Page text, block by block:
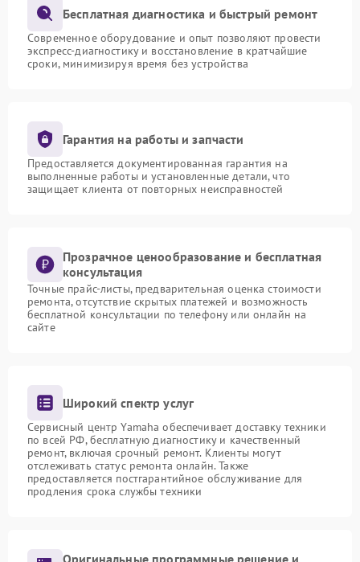
Бесплатная диагностика и быстрый ремонт
Современное оборудование и опыт позволяют провести
экспресс-диагностику и восстановление в кратчайшие
сроки, минимизируя время без устройства
Гарантия на работы и запчасти
Предоставляется документированная гарантия на
выполненные работы и установленные детали, что
защищает клиента от повторных неисправностей
Прозрачное ценообразование и бесплатная
консультация
Точные прайс-листы, предварительная оценка стоимости
ремонта, отсутствие скрытых платежей и возможность
бесплатной консультации по телефону или онлайн на
сайте
Широкий спектр услуг
Сервисный центр Yamaha обеспечивает доставку техники
по всей РФ, бесплатную диагностику и качественный
ремонт, включая срочный ремонт. Клиенты могут
отслеживать статус ремонта онлайн. Также
предоставляется постгарантийное обслуживание для
продления срока службы техники
Оригинальные программные решение и